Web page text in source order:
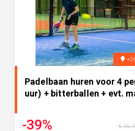
Padelbaan huren voor 4
uur) + bitterballen + evt.
-39% €